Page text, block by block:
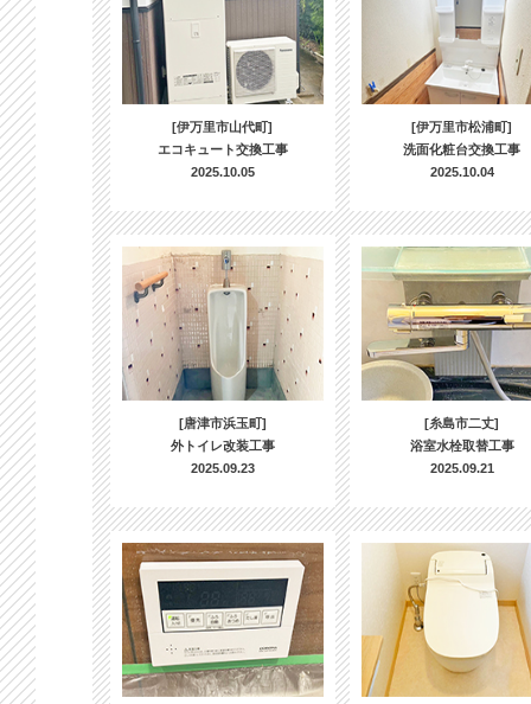
[伊万里市山代町]
エコキュート交換工事
2025.10.05
[伊万里市松浦町]
洗面化粧台交換工事
2025.10.04
[唐津市浜玉町]
外トイレ改装工事
2025.09.23
[糸島市二丈]
浴室水栓取替工事
2025.09.21